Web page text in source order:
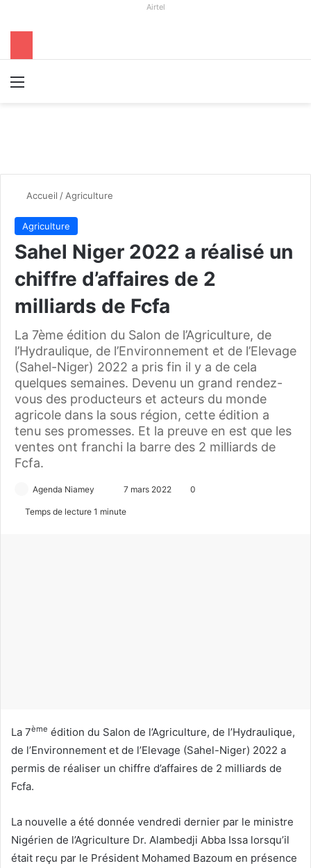
Airtel
Accueil /Agriculture
Agriculture
Sahel Niger 2022 a réalisé un
chiffre d’affaires de 2
milliards de Fcfa
La 7ème édition du Salon de l’Agriculture, de
l’Hydraulique, de l’Environnement et de l’Elevage
(Sahel-Niger) 2022 a pris fin il y a de cela
quelques semaines. Devenu un grand rendez-
vous des producteurs et acteurs du monde
agricole dans la sous région, cette édition a
tenu ses promesses. Et la preuve en est que les
ventes ont franchi la barre des 2 milliards de
Fcfa.
Agenda Niamey
n
e
l
7 mars 2022 0
Temps de lecture 1 minute
La 7ème édition du Salon de l’Agriculture, de l’Hydraulique,
de l’Environnement et de l’Elevage (Sahel-Niger) 2022 a
permis de réaliser un chiffre d’affaires de 2 milliards de
Fcfa.
La nouvelle a été donnée vendredi dernier par le ministre
Nigérien de l’Agriculture Dr. Alambedji Abba Issa lorsqu’il
était reçu par le Président Mohamed Bazoum en présence